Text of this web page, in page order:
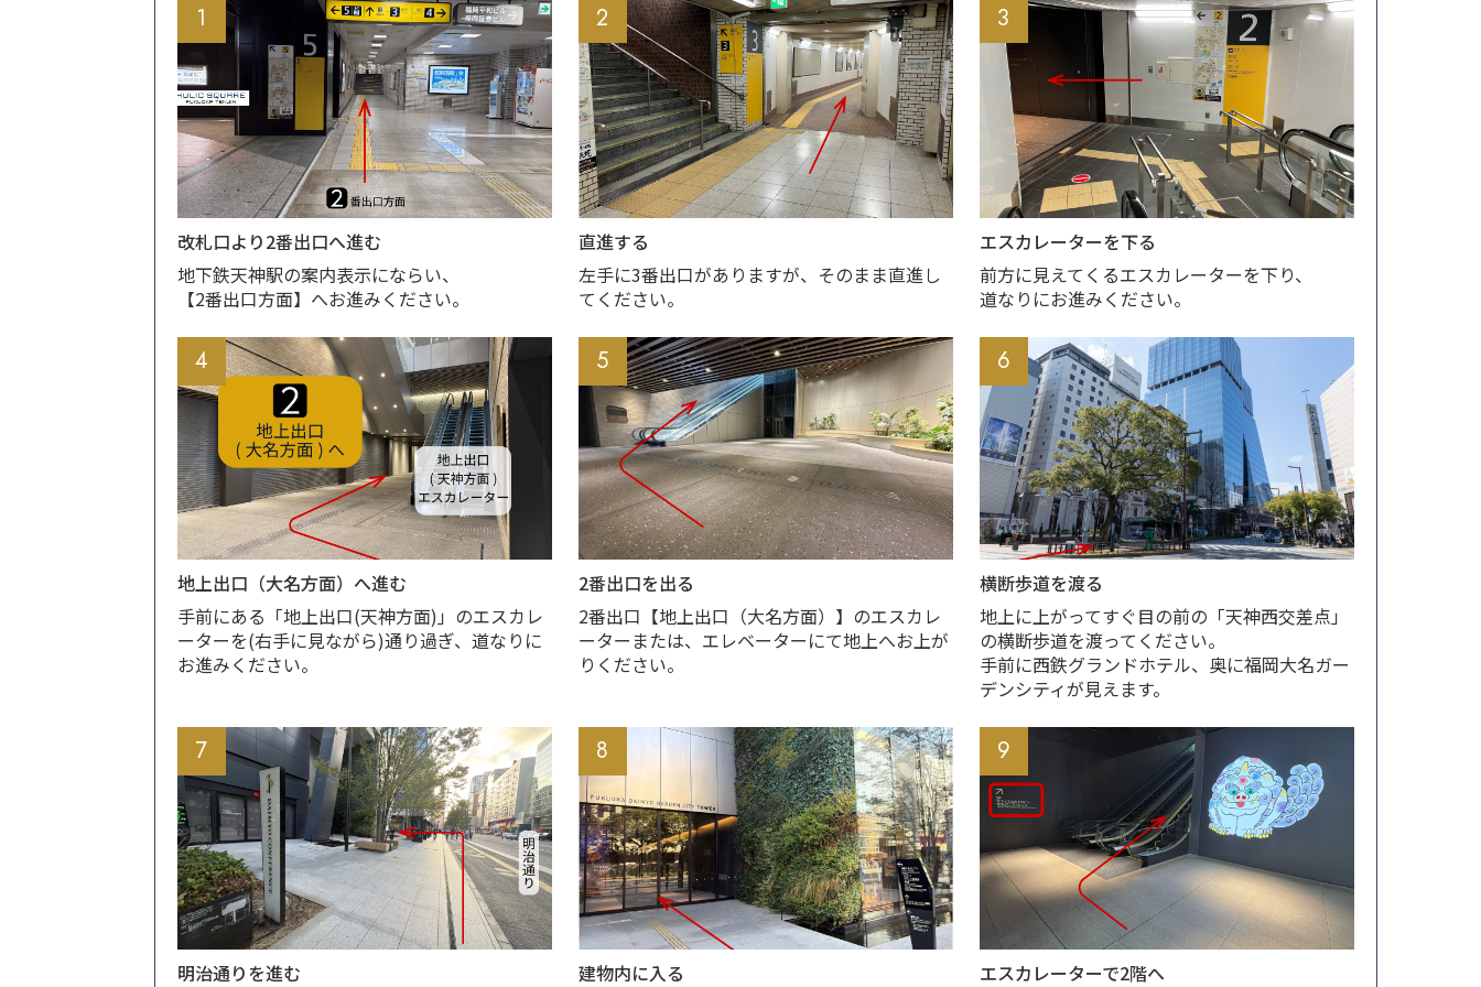
1
改札口より2番出口へ進む
地下鉄天神駅の案内表示にならい、
【2番出口方面】へお進みください。
2
直進する
左手に3番出口がありますが、そのまま直進し
てください。
3
エスカレーターを下る
前方に見えてくるエスカレーターを下り、
道なりにお進みください。
4
地上出口（大名方面）へ進む
手前にある「地上出口(天神方面)」のエスカレ
ーターを(右手に見ながら)通り過ぎ、道なりに
お進みください。
5
2番出口を出る
2番出口【地上出口（大名方面）】のエスカレ
ーターまたは、エレベーターにて地上へお上が
りください。
6
横断歩道を渡る
地上に上がってすぐ目の前の「天神西交差点」
の横断歩道を渡ってください。
手前に西鉄グランドホテル、奥に福岡大名ガー
デンシティが見えます。
7
明治通りを進む
8
建物内に入る
9
エスカレーターで2階へ